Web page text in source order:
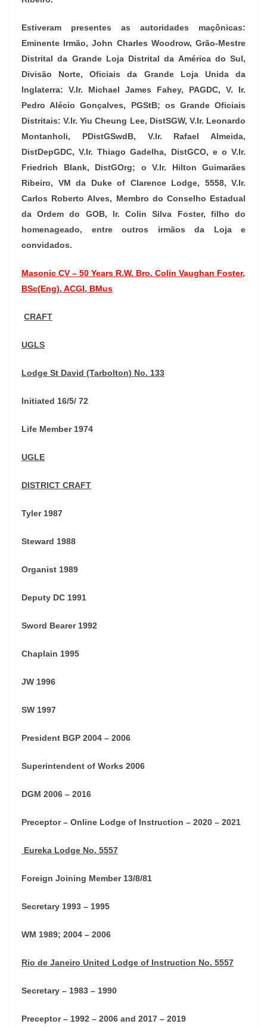
Estiveram presentes as autoridades maçônicas:
Eminente Irmão, John Charles Woodrow, Grão-Mestre
Distrital da Grande Loja Distrital da América do Sul,
Divisão Norte, Oficiais da Grande Loja Unida da
Inglaterra: V.Ir. Michael James Fahey, PAGDC, V. Ir.
Pedro Alécio Gonçalves, PGStB; os Grande Oficiais
Distritais: V.Ir. Yiu Cheung Lee, DistSGW, V.Ir. Leonardo
Montanholi, PDistGSwdB, V.Ir. Rafael Almeida,
DistDepGDC, V.Ir. Thiago Gadelha, DistGCO, e o V.Ir.
Friedrich Blank, DistGOrg; o V.Ir. Hilton Guimarães
Ribeiro, VM da Duke of Clarence Lodge, 5558, V.Ir.
Carlos Roberto Alves, Membro do Conselho Estadual
da Ordem do GOB, Ir. Colin Silva Foster, filho do
homenageado, entre outros irmãos da Loja e
convidados.
Masonic CV – 50 Years R.W. Bro. Colin Vaughan Foster,
BSc(Eng), ACGI, BMus
CRAFT
UGLS
Lodge St David (Tarbolton) No. 133
Initiated 16/5/ 72
Life Member 1974
UGLE
DISTRICT CRAFT
Tyler 1987
Steward 1988
Organist 1989
Deputy DC 1991
Sword Bearer 1992
Chaplain 1995
JW 1996
SW 1997
President BGP 2004 – 2006
Superintendent of Works 2006
DGM 2006 – 2016
Preceptor – Online Lodge of Instruction – 2020 – 2021
Eureka Lodge No. 5557
Foreign Joining Member 13/8/81
Secretary 1993 – 1995
WM 1989; 2004 – 2006
Rio de Janeiro United Lodge of Instruction No. 5557
Secretary – 1983 – 1990
Preceptor – 1992 – 2006 and 2017 – 2019